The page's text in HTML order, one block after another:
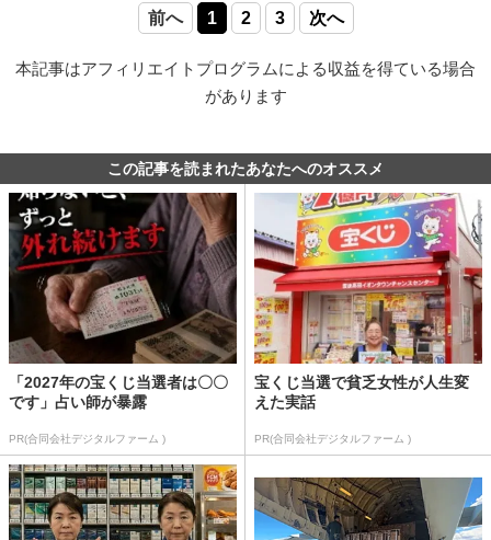
前へ 1 2 3 次へ
本記事はアフィリエイトプログラムによる収益を得ている場合
があります
この記事を読まれたあなたへのオススメ
「2027年の宝くじ当選者は〇〇
です」占い師が暴露
PR(合同会社デジタルファーム )
宝くじ当選で貧乏女性が人生変
えた実話
PR(合同会社デジタルファーム )